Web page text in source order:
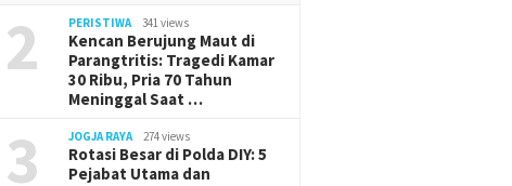
2 PERISTIWA 341 views
Kencan Berujung Maut di
Parangtritis: Tragedi Kamar
30 Ribu, Pria 70 Tahun
Meninggal Saat …
3 JOGJA RAYA 274 views
Rotasi Besar di Polda DIY: 5
Pejabat Utama dan